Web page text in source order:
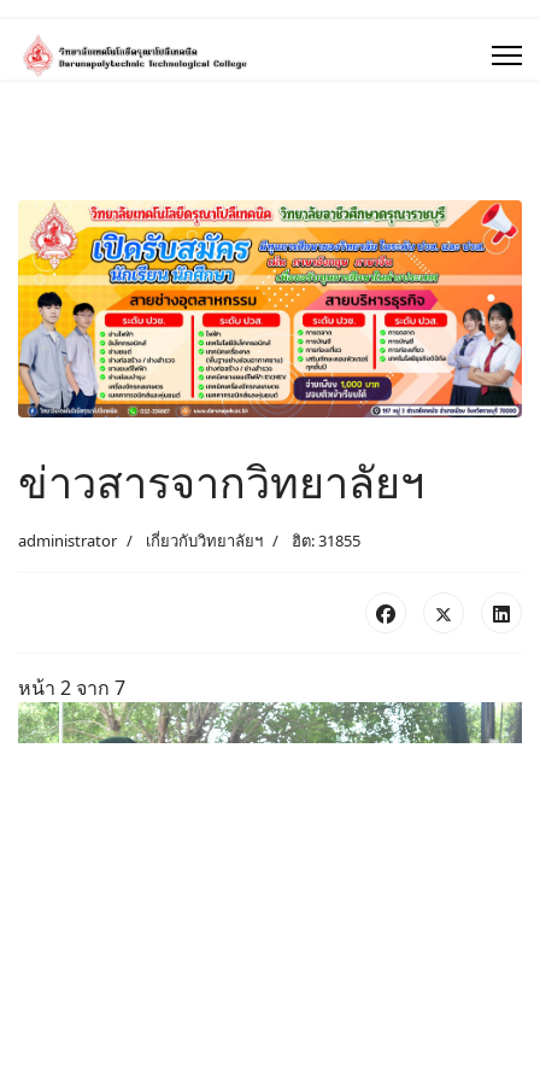
ข่าวสารจากวิทยาลัยฯ
administrator เกี่ยวกับวิทยาลัยฯ ฮิต: 31855
หน้า 2 จาก 7